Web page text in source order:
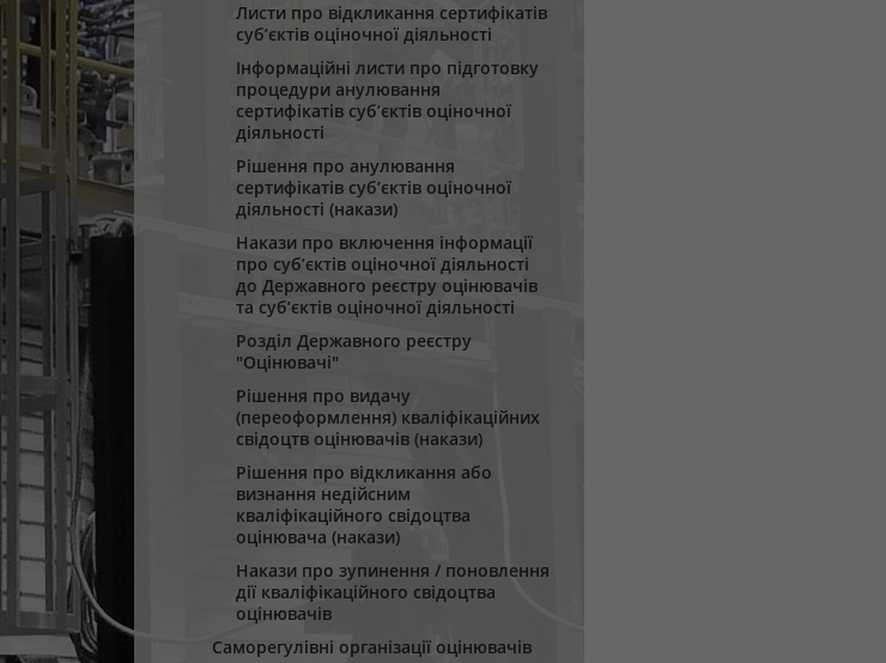
Листи про відкликання сертифікатів
суб’єктів оціночної діяльності
Інформаційні листи про підготовку
процедури анулювання
сертифікатів суб’єктів оціночної
діяльності
Рішення про анулювання
сертифікатів суб’єктів оціночної
діяльності (накази)
Накази про включення інформації
про суб’єктів оціночної діяльності
до Державного реєстру оцінювачів
та суб’єктів оціночної діяльності
Розділ Державного реєстру
"Оцінювачі"
Рішення про видачу
(переоформлення) кваліфікаційних
свідоцтв оцінювачів (накази)
Рішення про відкликання або
визнання недійсним
кваліфікаційного свідоцтва
оцінювача (накази)
Накази про зупинення / поновлення
дії кваліфікаційного свідоцтва
оцінювачів
Саморегулівні організації оцінювачів